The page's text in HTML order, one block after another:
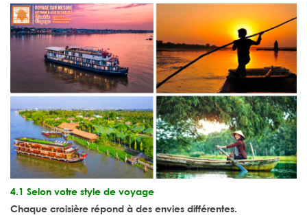
4.1 Selon votre style de voyage
Chaque croisière répond à des envies différentes.